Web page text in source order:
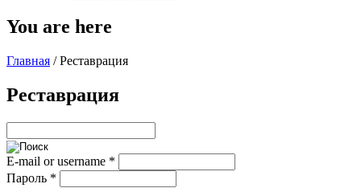
You are here
Главная / Реставрация
Реставрация
E-mail or username *
Пароль *